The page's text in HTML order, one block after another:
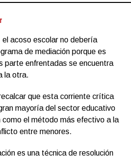
acoso escolar no debería
de mediación porque es
parte enfrentadas se encuentra
la otra.
que esta corriente crítica
mayoría del sector educativo
como el método más efectivo a la
entre menores.
es una técnica de resolución